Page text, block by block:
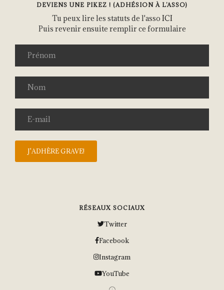
DEVIENS UNE PIKEZ ! (ADHÉSION À L’ASSO)
Tu peux lire les statuts de l'asso ICI
Puis revenir ensuite remplir ce formulaire
RÉSEAUX SOCIAUX
Twitter
Facebook
Instagram
YouTube